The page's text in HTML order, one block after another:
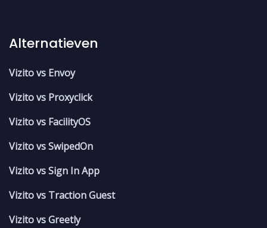
Alternatieven
Vizito vs Envoy
Vizito vs Proxyclick
Vizito vs FacilityOS
Vizito vs SwipedOn
Vizito vs Sign In App
Vizito vs Traction Guest
Vizito vs Greetly